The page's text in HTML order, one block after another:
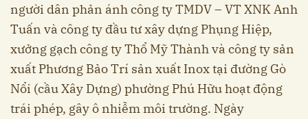
người dân phản ánh công ty TMDV – VT XNK Anh
Tuấn và công ty đầu tư xây dựng Phụng Hiệp,
xưởng gạch công ty Thổ Mỹ Thành và công ty sản
xuất Phương Bảo Trí sản xuất Inox tại đường Gò
Nổi (cầu Xây Dựng) phường Phú Hữu hoạt động
trái phép, gây ô nhiễm môi trường. Ngày